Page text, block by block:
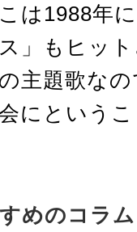
は1988年
」もヒッ
主題歌な
にという
めのコラム